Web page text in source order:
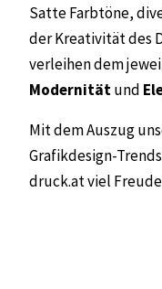
Satte Farbtöne,
der Kreativität des
verleihen dem
Modernitätund
Mit dem Auszug
Grafikdesign-
druck.atviel